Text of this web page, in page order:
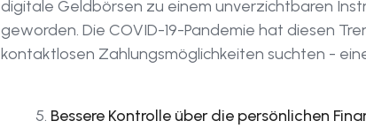
digitale Geldbörsen zu einem unverzichtbaren
geworden. Die COVID-19-Pandemie hat diesen
kontaktlosen Zahlungsmöglichkeiten suchten -
Bessere Kontrolle über die persönlichen